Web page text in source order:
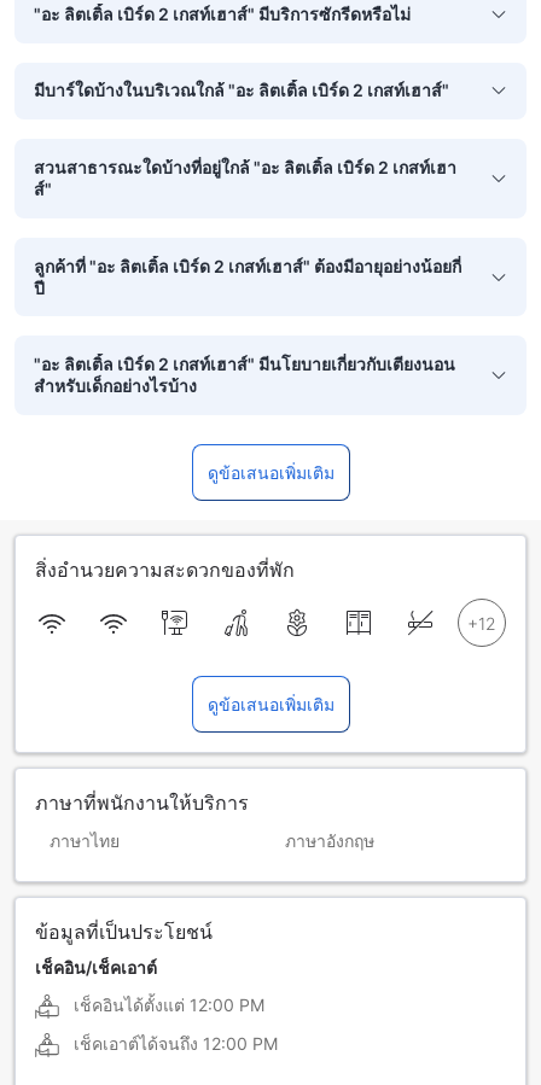
"อะ ลิตเติ้ล เบิร์ด 2 เกสท์เฮาส์" มีบริการซักรีดหรือไม่
มีบาร์ใดบ้างในบริเวณใกล้ "อะ ลิตเติ้ล เบิร์ด 2 เกสท์เฮาส์"
สวนสาธารณะใดบ้างที่อยู่ใกล้ "อะ ลิตเติ้ล เบิร์ด 2 เกสท์เฮา
ส์"
ลูกค้าที่ "อะ ลิตเติ้ล เบิร์ด 2 เกสท์เฮาส์" ต้องมีอายุอย่างน้อยกี่
ปี
"อะ ลิตเติ้ล เบิร์ด 2 เกสท์เฮาส์" มีนโยบายเกี่ยวกับเตียงนอน
สำหรับเด็กอย่างไรบ้าง
ดูข้อเสนอเพิ่มเติม
สิ่งอำนวยความสะดวกของที่พัก
ดูข้อเสนอเพิ่มเติม
ภาษาที่พนักงานให้บริการ
ภาษาไทย ภาษาอังกฤษ
ข้อมูลที่เป็นประโยชน์
เช็คอิน/เช็คเอาต์
เช็คอินได้ตั้งแต่ 12:00 PM
เช็คเอาต์ได้จนถึง 12:00 PM